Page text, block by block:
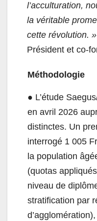
l’acculturation,
la véritable
cette révolution. »
Président et co-
Méthodologie
● L’étude
en avril 2026
distinctes. Un
interrogé 1 005
la population
(quotas
niveau de
stratification par